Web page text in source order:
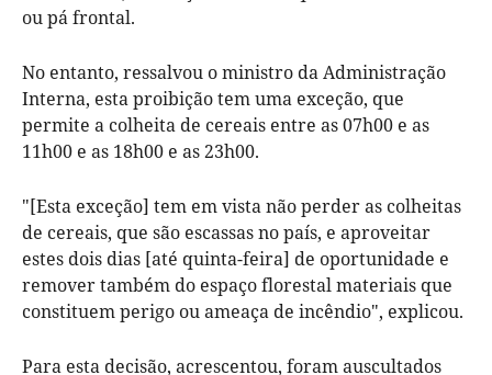
ou pá frontal.
No entanto, ressalvou o ministro da Administração
Interna, esta proibição tem uma exceção, que
permite a colheita de cereais entre as 07h00 e as
11h00 e as 18h00 e as 23h00.
"[Esta exceção] tem em vista não perder as colheitas
de cereais, que são escassas no país, e aproveitar
estes dois dias [até quinta-feira] de oportunidade e
remover também do espaço florestal materiais que
constituem perigo ou ameaça de incêndio", explicou.
Para esta decisão, acrescentou, foram auscultados